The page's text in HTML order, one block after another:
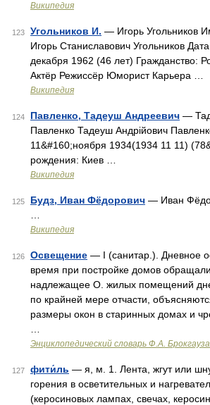
Википедия
123 Угольников И. — Игорь Угольников
Игорь Станиславович Угольников
декабря 1962 (46 лет) Гражданство:
Актёр Режиссёр Юморист Карьера …
Википедия
124 Павленко, Тадеуш Андреевич —
Павленко Тадеуш Андрійович
11&#160;ноября 1934(1934 11 11)
рождения: Киев …
Википедия
125 Будз, Иван Фёдорович — Иван
Википедия
126 Освещение — I (санитар.). Дневное
время при постройке домов
надлежащее О. жилых помещений
по крайней мере отчасти,
размеры окон в старинных домах и
Энциклопедический словарь Ф.А.
127 фити́ль — я, м. 1. Лента, жгут или
горения в осветительных и
(керосиновых лампах, свечах,